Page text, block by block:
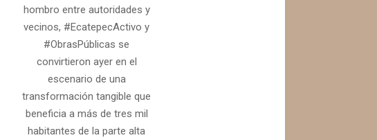
hombro entre autoridades y
vecinos, #EcatepecActivo y
#ObrasPúblicas se
convirtieron ayer en el
escenario de una
transformación tangible que
beneficia a más de tres mil
habitantes de la parte alta